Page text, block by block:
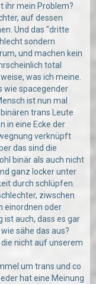
ihr mein Problem?
auf dessen
Und das "dritte
sondern
und machen kein
total
was ich meine.
wie spacegender
ist nun mal
trans Leute
in eine Ecke der
verknüpft
das sind die
binär als auch nicht
ganz locker unter
durch schlüpfen.
ziwschen
einordnen oder
ist auch, dass es gar
sähe das aus?
nicht auf unserem
um trans und co
hat eine Meinung